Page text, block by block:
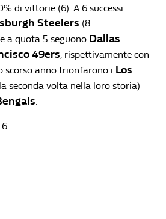
di vittorie (6). A 6 successi
Steelers (8
a quota 5 seguono Dallas
49ers, rispettivamente con
scorso anno trionfarono i Los
seconda volta nella loro storia)
.
6